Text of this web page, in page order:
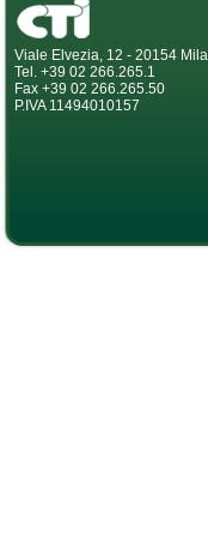
Viale Elvezia, 12 - 20154
Tel. +39 02 266.265.1
Fax +39 02 266.265.50
P.IVA 11494010157